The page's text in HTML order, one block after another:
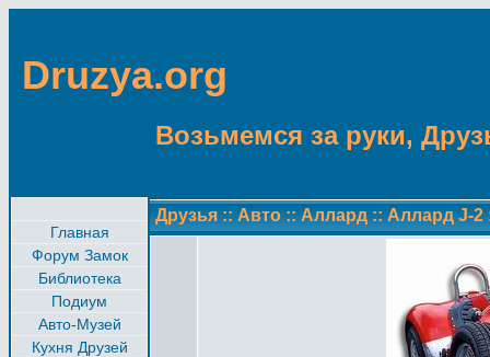
Druzya.org
Возьмемся за руки,
Главная
Форум Замок
Библиотека
Подиум
Авто-Музей
Кухня Друзей
Друзья :: Авто :: Аллард :: Аллард J-2